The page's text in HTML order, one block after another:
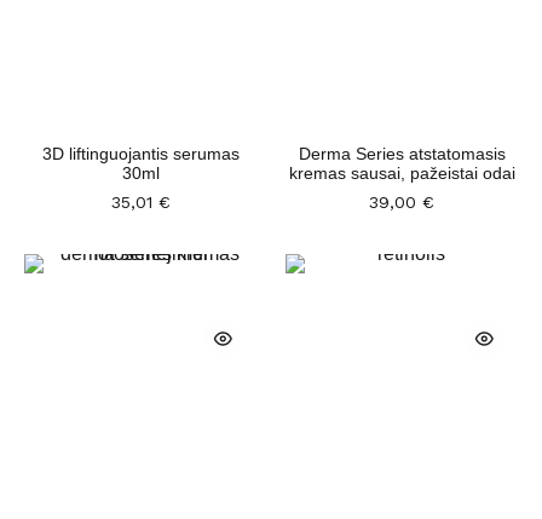
3D liftinguojantis serumas
30ml
35,01 €
Derma Series atstatomasis
kremas sausai, pažeistai odai
39,00 €